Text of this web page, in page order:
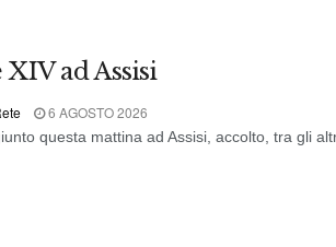
ad Assisi
6 AGOSTO 2026
questa mattina ad Assisi, accolto, tra gli